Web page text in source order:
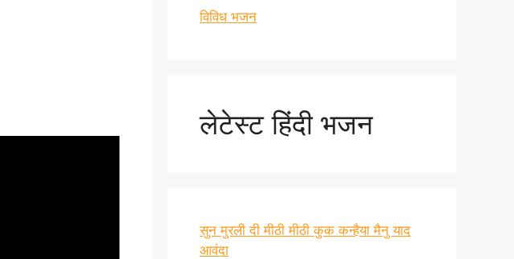
विविध भजन
लेटेस्ट हिंदी भजन
सुन मुरली दी मीठी मीठी कुक कन्हैया मैनु याद
आवंदा